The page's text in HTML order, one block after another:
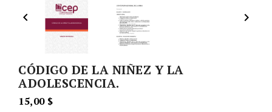
 
CÓDIGO DE LA NIÑEZ Y LA
ADOLESCENCIA.
15,00 $